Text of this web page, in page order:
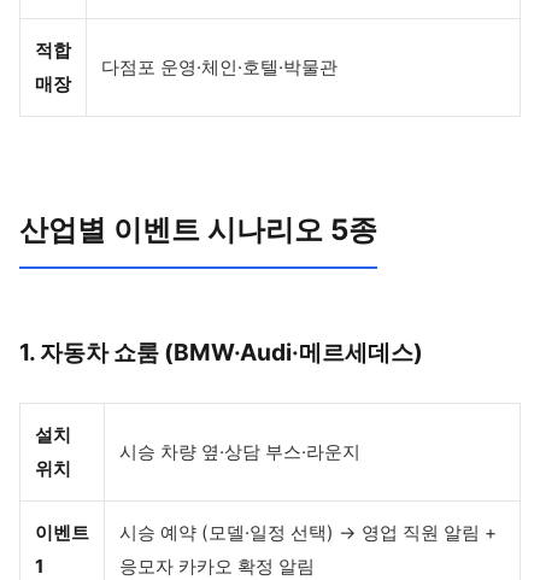
적합
매장
다점포 운영·체인·호텔·박물관
산업별 이벤트 시나리오 5종
1. 자동차 쇼룸 (BMW·Audi·메르세데스)
설치
위치
시승 차량 옆·상담 부스·라운지
이벤트
1
시승 예약 (모델·일정 선택) → 영업 직원 알림 +
응모자 카카오 확정 알림